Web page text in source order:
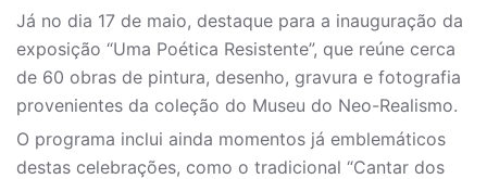
Já no dia 17 de maio, destaque para a inauguração da
exposição “Uma Poética Resistente”, que reúne cerca
de 60 obras de pintura, desenho, gravura e fotografia
provenientes da coleção do Museu do Neo-Realismo.
O programa inclui ainda momentos já emblemáticos
destas celebrações, como o tradicional “Cantar dos